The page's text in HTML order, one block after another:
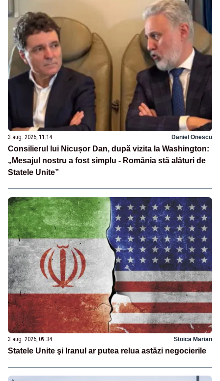
3 aug. 2026, 11:14 Daniel Onescu
Consilierul lui Nicușor Dan, după vizita la Washington:
„Mesajul nostru a fost simplu - România stă alături de
Statele Unite”
3 aug. 2026, 09:34 Stoica Marian
Statele Unite şi Iranul ar putea relua astăzi negocierile